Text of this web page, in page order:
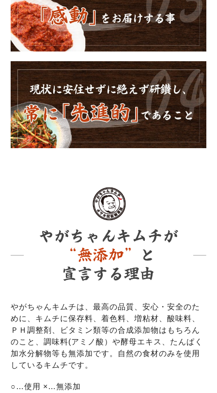
やがちゃんキムチは、最高の品質、安心・安全のた
めに、キムチに保存料、着色料、増粘材、酸味料、
ＰＨ調整剤、ビタミン類等の合成添加物はもちろん
のこと、調味料(アミノ酸）や酵母エキス、たんぱく
加水分解物等も無添加です。自然の食材のみを使用
しているキムチです。
○…使用 ×…無添加